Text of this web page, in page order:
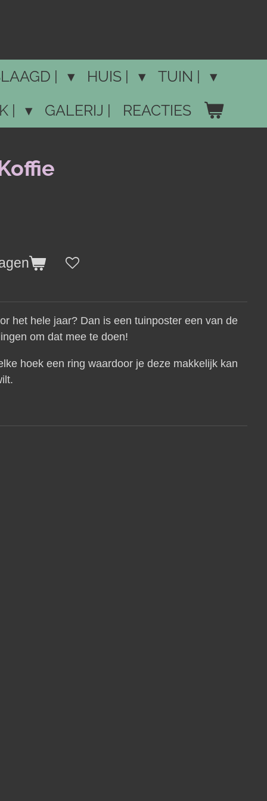
| HUIS |
TUIN |
| GALERIJ | REACTIES
het hele jaar? Dan is een tuinposter een van de
om dat mee te doen!
hoek een ring waardoor je deze makkelijk kan